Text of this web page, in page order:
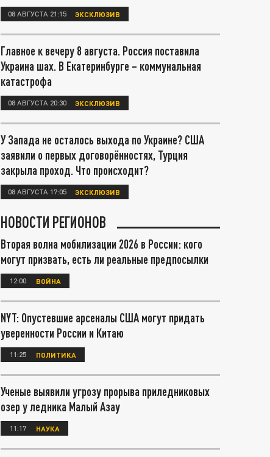
08 АВГУСТА 21:15 ЭКСКЛЮЗИВ
Главное к вечеру 8 августа. Россия поставила
Украина шах. В Екатеринбурге – коммунальная
катастрофа
08 АВГУСТА 20:30 ЭКСКЛЮЗИВ
У Запада не осталось выхода по Украине? США
заявили о первых договорённостях, Турция
закрыла проход. Что происходит?
08 АВГУСТА 17:05 ЭКСКЛЮЗИВ
НОВОСТИ РЕГИОНОВ
Вторая волна мобилизации 2026 в России: кого
могут призвать, есть ли реальные предпосылки
12:00 ВОЙНА
NYT: Опустевшие арсеналы США могут придать
уверенности России и Китаю
11:25 ПОЛИТИКА
Ученые выявили угрозу прорыва приледниковых
озер у ледника Малый Азау
11:17 НАУКА